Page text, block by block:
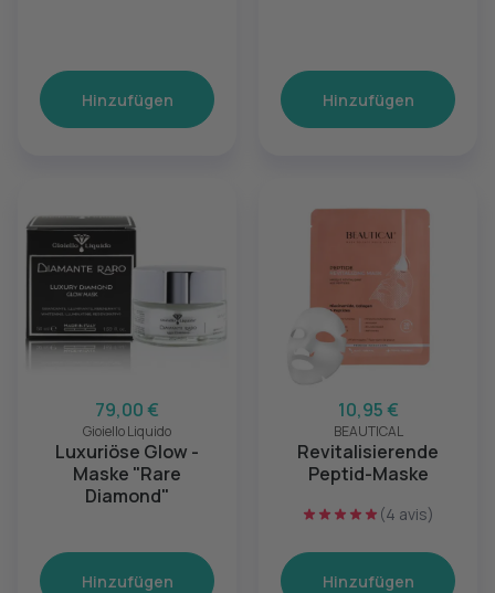
Hinzufügen Hinzufügen
79,00 €
Gioiello Liquido
Luxuriöse Glow -
Maske "Rare
Diamond"
Hinzufügen
10,95 €
BEAUTICAL
Revitalisierende
Peptid-Maske
(4 avis)
Hinzufügen